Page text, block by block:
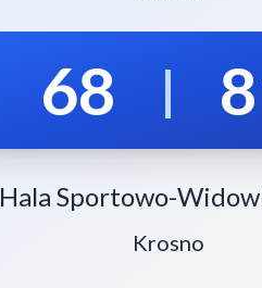
68 |
Hala Sportowo-
Krosno